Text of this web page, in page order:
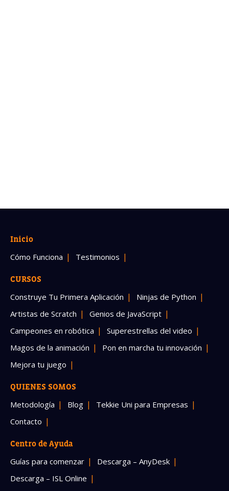
Inicio
Cómo Funciona Testimonios
CURSOS
Construye Tu Primera Aplicación
Ninjas de Python
Artistas de Scratch
Genios de JavaScript
Campeones en robótica
Superestrellas del video
Magos de la animación
Pon en marcha tu innovación
Mejora tu juego
QUIENES SOMOS
Metodología Blog
Tekkie Uni para Empresas
Contacto
Centro de Ayuda
Guías para comenzar
Descarga – AnyDesk
Descarga – ISL Online